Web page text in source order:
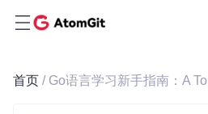
首页 / Go语言学习新手指南：A